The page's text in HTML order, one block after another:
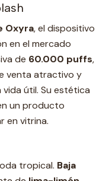
Oxyra, el dispositivo
en el mercado
de 60.000 puffs,
venta atractivo y
útil. Su estética
un producto
en vitrina.
tropical. Baja